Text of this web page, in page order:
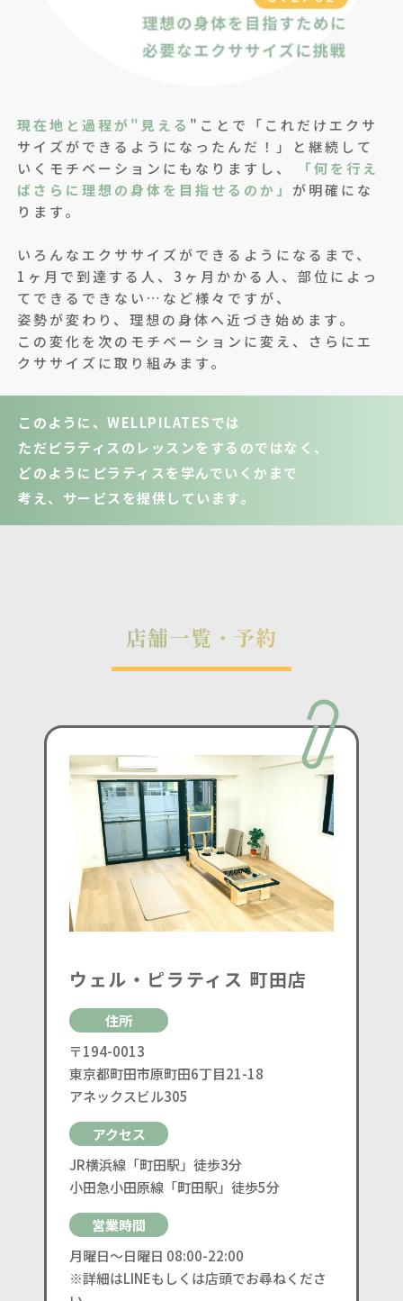
現在地と過程が"見える "ことで「これだけエクサ
サイズができるようになったんだ！」と継続して
いくモチベーションにもなりますし、
「何を行え
ばさらに理想の身体を目指せるのか」 が明確にな
ります。
いろんなエクササイズができるようになるまで、
1ヶ月で到達する人、3ヶ月かかる人、部位によっ
てできるできない…など様々ですが、
姿勢が変わり、理想の身体へ近づき始めます。
この変化を次のモチベーションに変え、さらにエ
クササイズに取り組みます。
このように、WELLPILATESでは
ただピラティスのレッスンをするのではなく、
どのようにピラティスを学んでいくかまで
考え、サービスを提供しています。
店舗一覧・予約
ウェル・ピラティス 町田店
住所
〒194-0013
東京都町田市原町田6丁目21-18
アネックスビル305
アクセス
JR横浜線「町田駅」徒歩3分
小田急小田原線「町田駅」徒歩5分
営業時間
月曜日〜日曜日 08:00-22:00
※詳細はLINEもしくは店頭でお尋ねくださ